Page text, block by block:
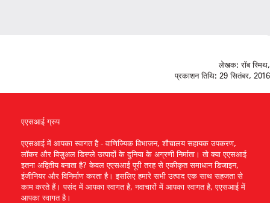
लेखक: रॉब स्मिथ,
प्रकाशन तिथि: 29 सितंबर, 2016
एएसआई ग्रुप
एएसआई में आपका स्वागत है - वाणिज्यिक विभाजन, शौचालय सहायक उपकरण,
लॉकर और विज़ुअल डिस्प्ले उत्पादों के दुनिया के अग्रणी निर्माता। तो क्या एएसआई
इतना अद्वितीय बनाता है? केवल एएसआई पूरी तरह से एकीकृत समाधान डिजाइन,
इंजीनियर और विनिर्माण करता है। इसलिए हमारे सभी उत्पाद एक साथ सहजता से
काम करते हैं। पसंद में आपका स्वागत है, नवाचारों में आपका स्वागत है, एएसआई में
आपका स्वागत है।